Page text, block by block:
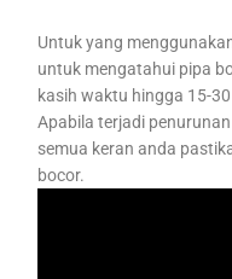
Untuk yang
untuk mengatahui pipa
kasih waktu hingga 15-
Apabila terjadi
semua keran anda
bocor.